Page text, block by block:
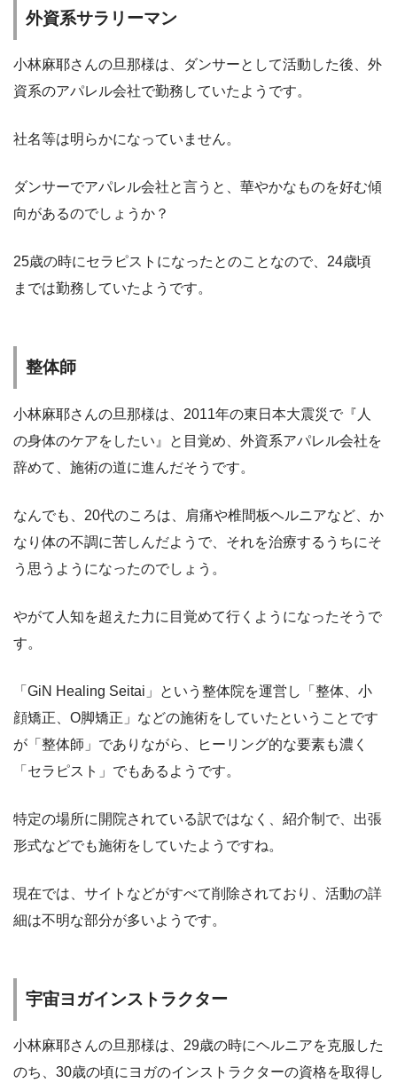
外資系サラリーマン
小林麻耶さんの旦那様は、ダンサーとして活動した後、外
資系のアパレル会社で勤務していたようです。
社名等は明らかになっていません。
ダンサーでアパレル会社と言うと、華やかなものを好む傾
向があるのでしょうか？
25歳の時にセラピストになったとのことなので、24歳頃
までは勤務していたようです。
整体師
小林麻耶さんの旦那様は、2011年の東日本大震災で『人
の身体のケアをしたい』と目覚め、外資系アパレル会社を
辞めて、施術の道に進んだそうです。
なんでも、20代のころは、肩痛や椎間板ヘルニアなど、か
なり体の不調に苦しんだようで、それを治療するうちにそ
う思うようになったのでしょう。
やがて人知を超えた力に目覚めて行くようになったそうで
す。
「GiN Healing Seitai」という整体院を運営し「整体、小
顔矯正、O脚矯正」などの施術をしていたということです
が「整体師」でありながら、ヒーリング的な要素も濃く
「セラピスト」でもあるようです。
特定の場所に開院されている訳ではなく、紹介制で、出張
形式などでも施術をしていたようですね。
現在では、サイトなどがすべて削除されており、活動の詳
細は不明な部分が多いようです。
宇宙ヨガインストラクター
小林麻耶さんの旦那様は、29歳の時にヘルニアを克服した
のち、30歳の頃にヨガのインストラクターの資格を取得し